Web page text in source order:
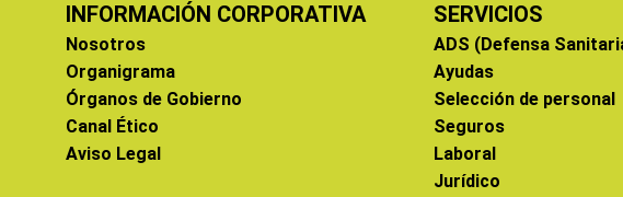
INFORMACIÓN CORPORATIVA
Nosotros
Organigrama
Órganos de Gobierno
Canal Ético
Aviso Legal
SERVICIOS
ADS (Defensa
Ayudas
Selección de personal
Seguros
Laboral
Jurídico